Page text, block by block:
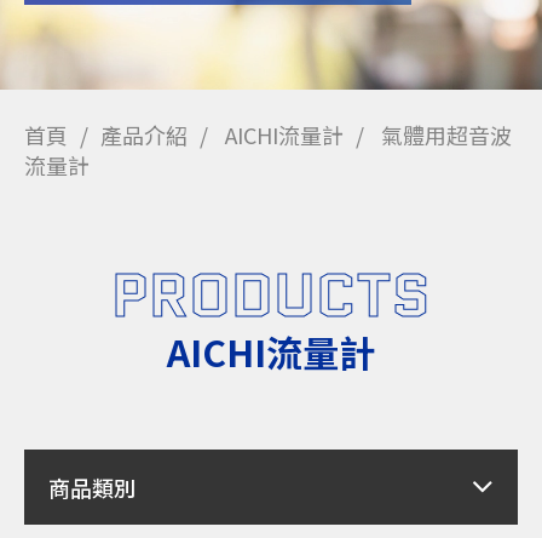
首頁 產品介紹 AICHI流量計
氣體用超音波
流量計
PRODUCTS
AICHI流量計
商品類別